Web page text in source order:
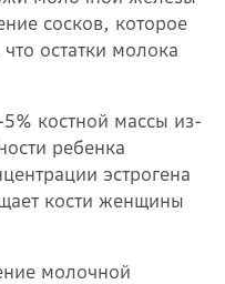
сосков, которое
остатки молока
костной массы из-
ребенка
эстрогена
кости женщины
молочной